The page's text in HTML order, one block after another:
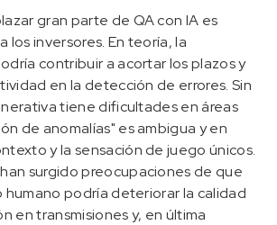
gran parte de QA con IA es
los inversores. En teoría, la
contribuir a acortar los plazos y
en la detección de errores. Sin
tiene dificultades en áreas
de anomalías" es ambigua y en
y la sensación de juego únicos.
surgido preocupaciones de que
humano podría deteriorar la calidad
en transmisiones y, en última